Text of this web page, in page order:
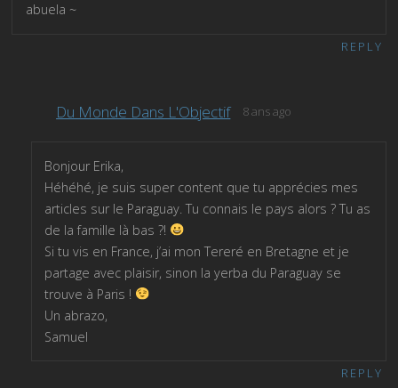
abuela ~
REPLY
Du Monde Dans L'Objectif 8 ans ago
Bonjour Erika,
Héhéhé, je suis super content que tu apprécies mes
articles sur le Paraguay. Tu connais le pays alors ? Tu as
de la famille là bas ?!
Si tu vis en France, j’ai mon Tereré en Bretagne et je
partage avec plaisir, sinon la yerba du Paraguay se
trouve à Paris !
Un abrazo,
Samuel
REPLY